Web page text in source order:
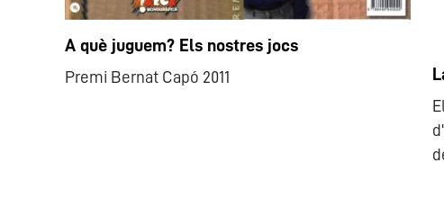
A què juguem? Els nostres jocs
Premi Bernat Capó 2011